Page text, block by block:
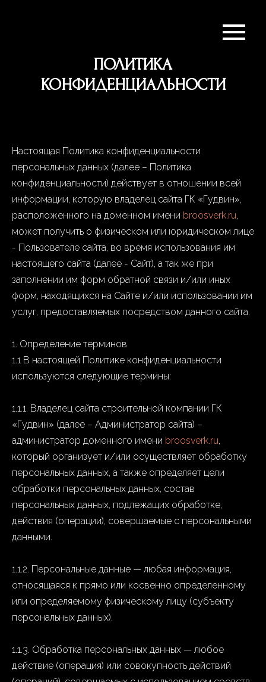
ПОЛИТИКА
КОНФИДЕНЦИАЛЬНОСТИ
Настоящая Политика конфиденциальности
персональных данных (далее – Политика
конфиденциальности) действует в отношении всей
информации, которую владелец сайта ГК «Гудвин»,
расположенного на доменном имени broosverk.ru,
может получить о физическом или юридическом лице
- Пользователе сайта, во время использования им
настоящего сайта (далее - Сайт), а так же при
заполнении им форм обратной связи и/или иных
форм, находящихся на Сайте и/или использовании им
услуг, предоставляемых посредством данного сайта.
1. Определение терминов
1.1 В настоящей Политике конфиденциальности
используются следующие термины:
1.1.1. Владелец сайта строительной компании ГК
«Гудвин» (далее – Администратор сайта) –
администратор доменного имени broosverk.ru,
который организует и/или осуществляет обработку
персональных данных, а также определяет цели
обработки персональных данных, состав
персональных данных, подлежащих обработке,
действия (операции), совершаемые с персональными
данными.
1.1.2. Персональные данные — любая информация,
относящаяся к прямо или косвенно определенному
или определяемому физическому лицу (субъекту
персональных данных).
1.1.3. Обработка персональных данных — любое
действие (операция) или совокупность действий